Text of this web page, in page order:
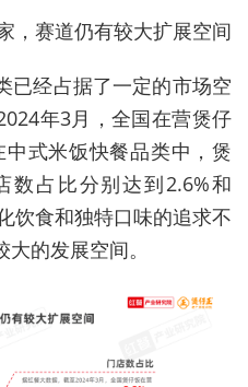
，赛道仍有较大扩展空间
已经占据了一定的市场空
年3月，全国在营煲仔
式米饭快餐品类中，煲
数占比分别达到2.6%和
饮食和独特口味的追求不
的发展空间。